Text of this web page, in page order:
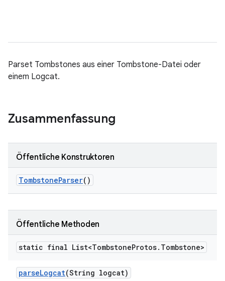
Parset Tombstones aus einer Tombstone-Datei oder
einem Logcat.
Zusammenfassung
Öffentliche Konstruktoren
TombstoneParser()
Öffentliche Methoden
static final List<TombstoneProtos. Tombstone>
parseLogcat(String logcat)